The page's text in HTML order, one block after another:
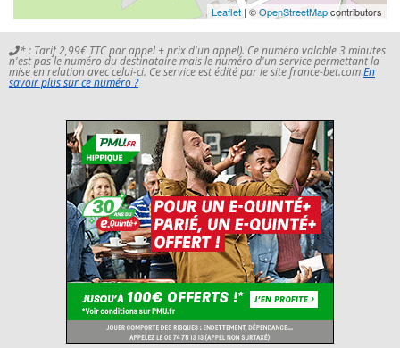
Leaflet | ©OpenStreetMapcontributors
* : Tarif 2,99€ TTC par appel + prix d'un appel). Ce numéro valable 3 minutes
n'est pas le numéro du destinataire mais le numéro d'un service permettant la
mise en relation avec celui-ci. Ce service est édité par le site france-bet.comEn
savoir plus sur ce numéro ?